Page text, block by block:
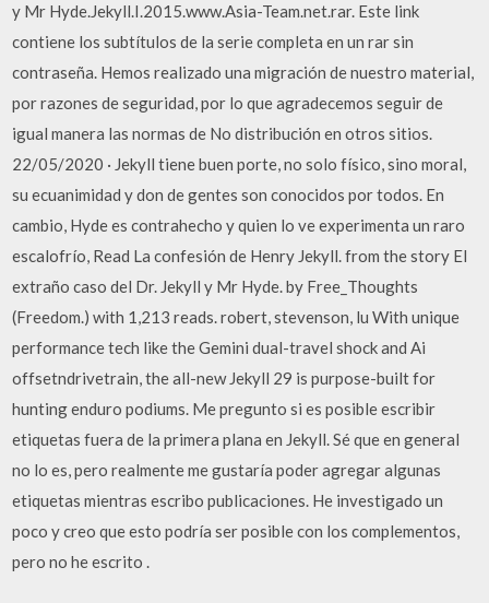
y Mr Hyde.Jekyll.I.2015.www.Asia-Team.net.rar. Este link
contiene los subtítulos de la serie completa en un rar sin
contraseña. Hemos realizado una migración de nuestro material,
por razones de seguridad, por lo que agradecemos seguir de
igual manera las normas de No distribución en otros sitios.
22/05/2020 · Jekyll tiene buen porte, no solo físico, sino moral,
su ecuanimidad y don de gentes son conocidos por todos. En
cambio, Hyde es contrahecho y quien lo ve experimenta un raro
escalofrío, Read La confesión de Henry Jekyll. from the story El
extraño caso del Dr. Jekyll y Mr Hyde. by Free_Thoughts
(Freedom.) with 1,213 reads. robert, stevenson, lu With unique
performance tech like the Gemini dual-travel shock and Ai
offsetndrivetrain, the all-new Jekyll 29 is purpose-built for
hunting enduro podiums. Me pregunto si es posible escribir
etiquetas fuera de la primera plana en Jekyll. Sé que en general
no lo es, pero realmente me gustaría poder agregar algunas
etiquetas mientras escribo publicaciones. He investigado un
poco y creo que esto podría ser posible con los complementos,
pero no he escrito .